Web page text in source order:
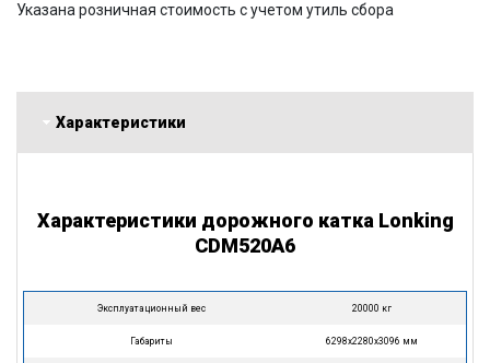
Указана розничная стоимость с учетом утиль сбора
Характеристики
Характеристики дорожного катка Lonking
CDM520A6
Эксплуатационный вес 20000 кг
Габариты 6298х2280х3096 мм